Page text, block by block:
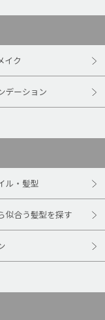
イク
デーション
ル・髪型
似合う髪型を探す